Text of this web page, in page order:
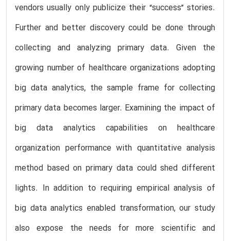
vendors usually only publicize their “success” stories.
Further and better discovery could be done through
collecting and analyzing primary data. Given the
growing number of healthcare organizations adopting
big data analytics, the sample frame for collecting
primary data becomes larger. Examining the impact of
big data analytics capabilities on healthcare
organization performance with quantitative analysis
method based on primary data could shed different
lights. In addition to requiring empirical analysis of
big data analytics enabled transformation, our study
also expose the needs for more scientific and